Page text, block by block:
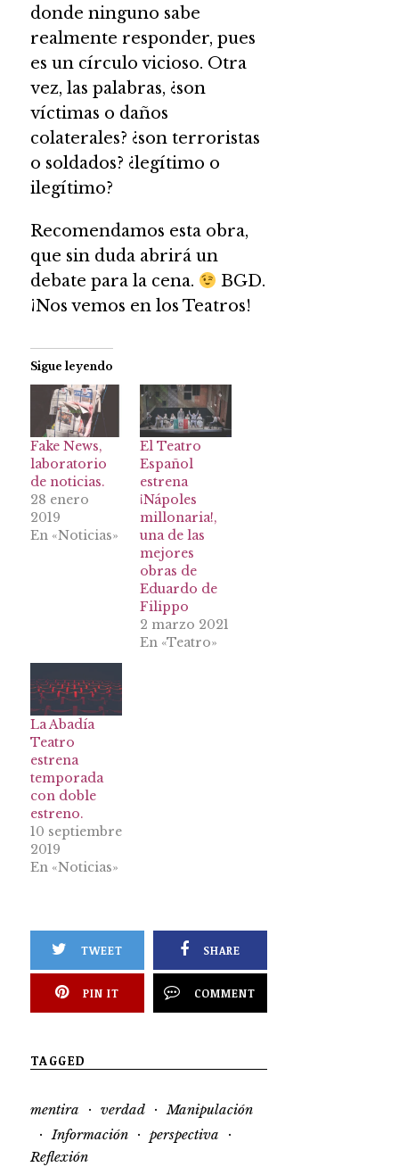
donde ninguno sabe
realmente responder, pues
es un círculo vicioso. Otra
vez, las palabras, ¿son
víctimas o daños
colaterales? ¿son terroristas
o soldados? ¿legítimo o
ilegítimo?
Recomendamos esta obra,
que sin duda abrirá un
debate para la cena.
BGD.
¡Nos vemos en los Teatros!
Sigue leyendo
Fake News,
laboratorio
de noticias.
28 enero
2019
En «Noticias»
El Teatro
Español
estrena
¡Nápoles
millonaria!,
una de las
mejores
obras de
Eduardo de
Filippo
2 marzo 2021
En «Teatro»
La Abadía
Teatro
estrena
temporada
con doble
estreno.
10 septiembre
2019
En «Noticias»
TWEET SHARE
PIN IT COMMENT
TAGGED
mentira · verdad · Manipulación
· Información · perspectiva ·
Reflexión